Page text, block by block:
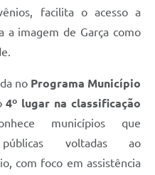
facilita o acesso a
a imagem de Garça como
no Programa Município
4º lugar na classificação
municípios que
voltadas ao
com foco em assistência